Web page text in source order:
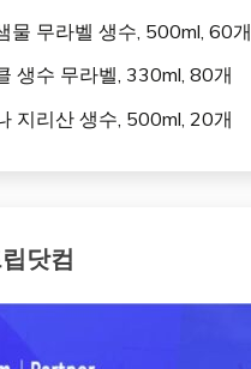
물 무라벨 생수, 500ml, 60개
생수 무라벨, 330ml, 80개
지리산 생수, 500ml, 20개
닷컴